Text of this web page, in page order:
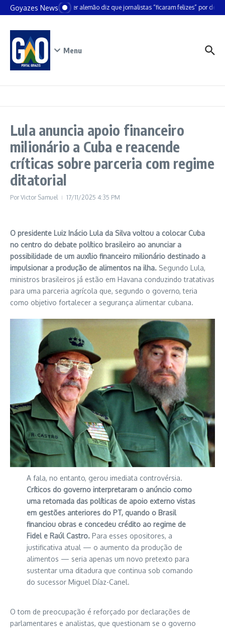
Ir para o conteúdo
Goyazes NewsChanceler alemão diz que jornalistas “ficaram felizes” por deixar
Menu
Lula anuncia apoio financeiro
milionário a Cuba e reacende
críticas sobre parceria com regime
ditatorial
PorVictor Samuel 17/11/2025 4:35 PM
O presidente Luiz Inácio Lula da Silva voltou a colocar Cuba
no centro do debate político brasileiro ao anunciar a
possibilidade de um auxílio financeiro milionário destinado a
impulsionar a produção de alimentos na ilha. Segundo Lula,
ministros brasileiros já estão em Havana conduzindo tratativas
para uma parceria agrícola que, segundo o governo, teria
como objetivo fortalecer a segurança alimentar cubana.
A fala, no entanto, gerou imediata controvérsia.
Críticos do governo interpretaram o anúncio como
uma retomada das políticas de apoio externo vistas
em gestões anteriores do PT, quando o Brasil
financiou obras e concedeu crédito ao regime de
Fidel e Raúl Castro.Para esses opositores, a
justificativa atual — o aumento da produção de
alimentos — seria apenas um novo pretexto para
sustentar uma ditadura que continua sob comando
do sucessor Miguel Díaz-Canel.
O tom de preocupação é reforçado por declarações de
parlamentares e analistas, que questionam se o governo